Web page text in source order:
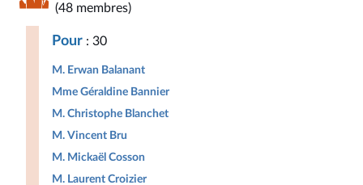
(48 membres)
Pour : 30
M. Erwan Balanant
Mme Géraldine Bannier
M. Christophe Blanchet
M. Vincent Bru
M. Mickaël Cosson
M. Laurent Croizier